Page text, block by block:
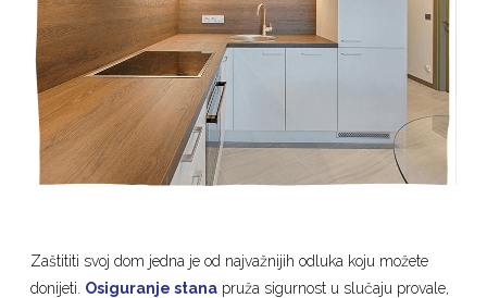
Zaštititi svoj dom jedna je od najvažnijih odluka koju možete
donijeti. Osiguranje stana pruža sigurnost u slučaju provale,